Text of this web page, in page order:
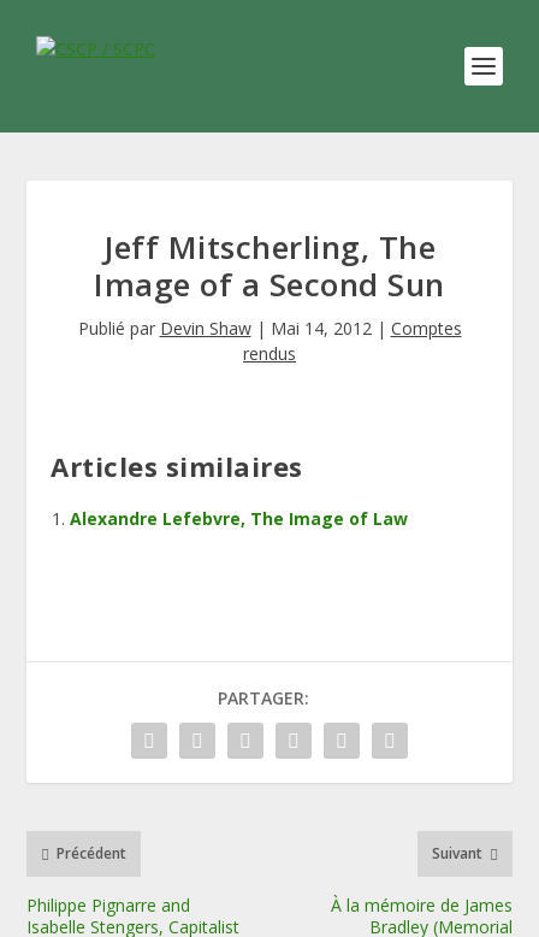
Jeff Mitscherling, The
Image of a Second Sun
Publié par Devin Shaw| Mai 14, 2012| Comptes
rendus
Articles similaires
Alexandre Lefebvre, The Image of Law
PARTAGER:
Précédent
Philippe Pignarre and
Isabelle Stengers, Capitalist
Suivant
À la mémoire de James
Bradley (Memorial